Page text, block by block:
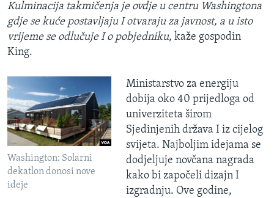
Kulminacija takmičenja je ovdje u centru Washingtona
gdje se kuće postavljaju I otvaraju za javnost, a u isto
vrijeme se odlučuje I o pobjedniku, kaže gospodin
King.
Washington: Solarni
dekatlon donosi nove
ideje
Ministarstvo za energiju
dobija oko 40 prijedloga od
univerziteta širom
Sjedinjenih država I iz cijelog
svijeta. Najboljim idejama se
dodjeljuje novčana nagrada
kako bi započeli dizajn I
izgradnju. Ove godine,